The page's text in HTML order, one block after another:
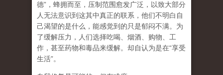
德” ，蜂拥而至，压制范围愈发广泛，以致大部分
人无法意识到这其中真正的联系，他们不明白自
己渴望的是什么，能感觉到的只是郁闷不满。为
了缓解压力，人们选择吃喝、烟酒、购物、工
作，甚至药物和毒品来缓解。却自认为是在“享受
生活”。